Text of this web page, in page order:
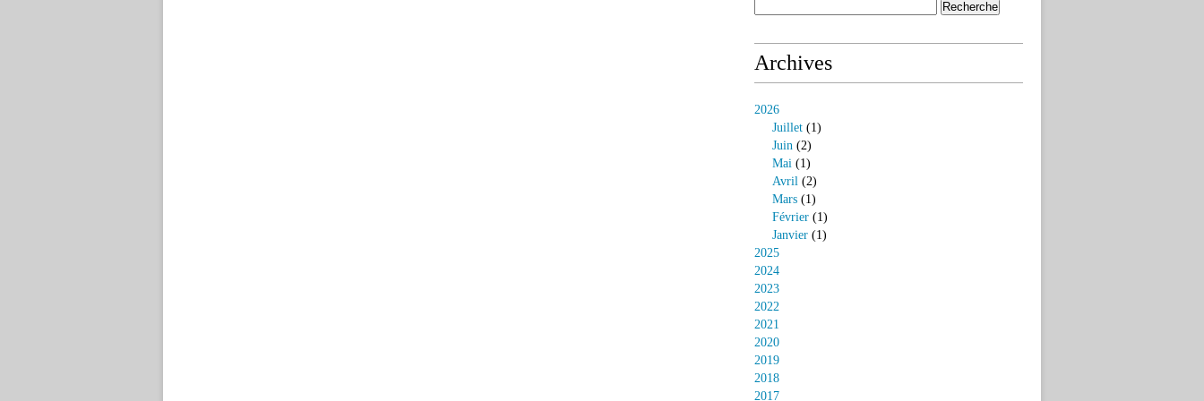
Archives
2026
Juillet (1)
Juin (2)
Mai (1)
Avril (2)
Mars (1)
Février (1)
Janvier (1)
2025
2024
2023
2022
2021
2020
2019
2018
2017